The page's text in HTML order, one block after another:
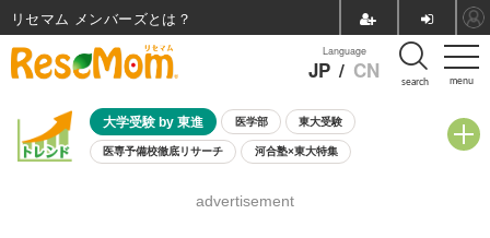
menu
Language
JP / CN search
大学受験 by 東進 医学部 東大受験
医専予備校徹底リサーチ 河合塾×東大特集
8月開催学校説明会・相談会
advertisement
リセマム メンバーズ